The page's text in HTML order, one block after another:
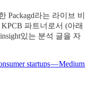
Packagd라는 라이브 비
파트너로서 (아래
있는 분석 글을 자
startups — Medium